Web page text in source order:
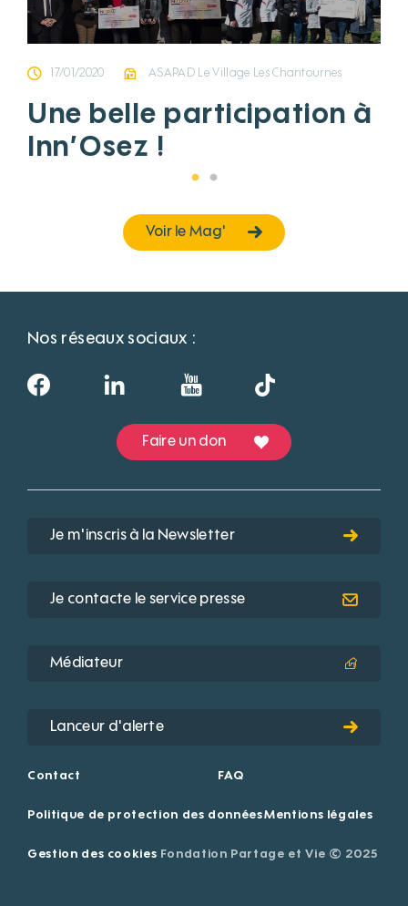
17/01/2020 ASAPAD Le Village Les Chantournes
Une belle participation à
Inn’Osez !
Voir le Mag'
Nos réseaux sociaux :
Faire un don
Je m'inscris à la Newsletter
Je contacte le service presse
Médiateur
Lanceur d'alerte
Contact FAQ
Politique de protection des donnéesMentions légales
Gestion des cookies Fondation Partage et Vie © 2025